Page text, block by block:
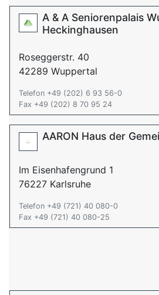
A & A Seniorenpalais
Heckinghausen
Roseggerstr. 40
42289 Wuppertal
Telefon +49 (202) 6 93 56-0
Fax +49 (202) 8 70 95 24
AARON Haus der
Im Eisenhafengrund 1
76227 Karlsruhe
Telefon +49 (721) 40 080-0
Fax +49 (721) 40 080-25